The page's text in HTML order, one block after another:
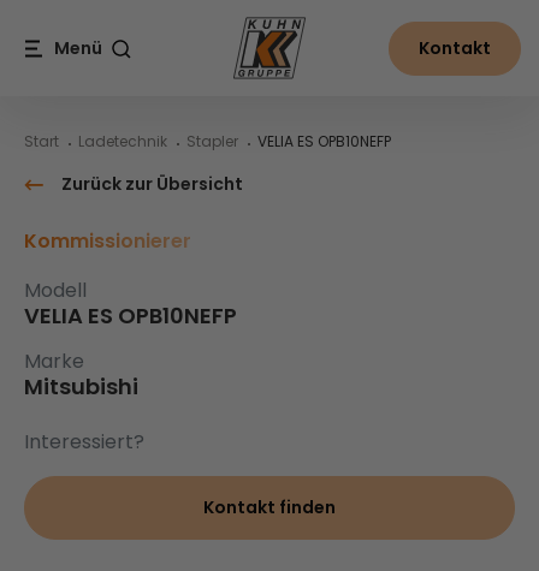
Menü Kontakt
Start Ladetechnik Stapler VELIA ES OPB10NEFP
Zurück zur Übersicht
Kommissionierer
Modell
VELIA ES OPB10NEFP
Marke
Mitsubishi
Interessiert?
Kontakt finden